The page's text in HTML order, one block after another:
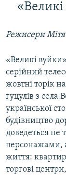
Режисери
«Великі
серійний
жовтні торік
гуцулів з села
української
будівництво
доведеться не
персонажами,
життя:
торгові